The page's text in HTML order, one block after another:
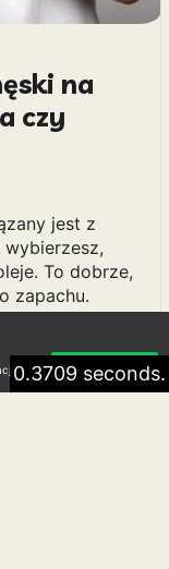
na
czy
jest z
To dobrze,
zapachu.
męski na
że
Który z nich
0.3709 seconds.
Akceptuję